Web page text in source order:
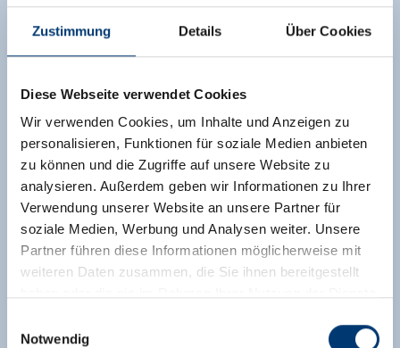
Zustimmung Details Über Cookies
Diese Webseite verwendet Cookies
Wir verwenden Cookies, um Inhalte und Anzeigen zu
personalisieren, Funktionen für soziale Medien anbieten
zu können und die Zugriffe auf unsere Website zu
analysieren. Außerdem geben wir Informationen zu Ihrer
Verwendung unserer Website an unsere Partner für
soziale Medien, Werbung und Analysen weiter. Unsere
Partner führen diese Informationen möglicherweise mit
weiteren Daten zusammen, die Sie ihnen bereitgestellt
Notwendig